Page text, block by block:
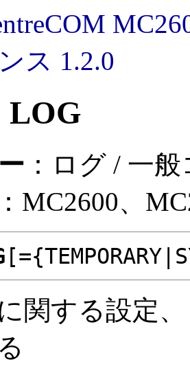
ス 1.2.0
LOG
：ログ / 一
：MC2600、
関する設定